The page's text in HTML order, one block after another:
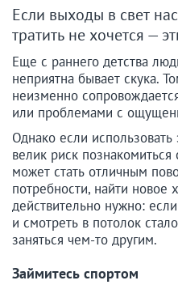
Если выходы в свет
тратить не хочется —
Еще с раннего детства
неприятна бывает скука.
неизменно
или проблемами с
Однако если
велик риск
может стать отличным
потребности, найти новое
действительно нужно:
и смотреть в потолок
заняться чем-то другим.
Займитесь спортом